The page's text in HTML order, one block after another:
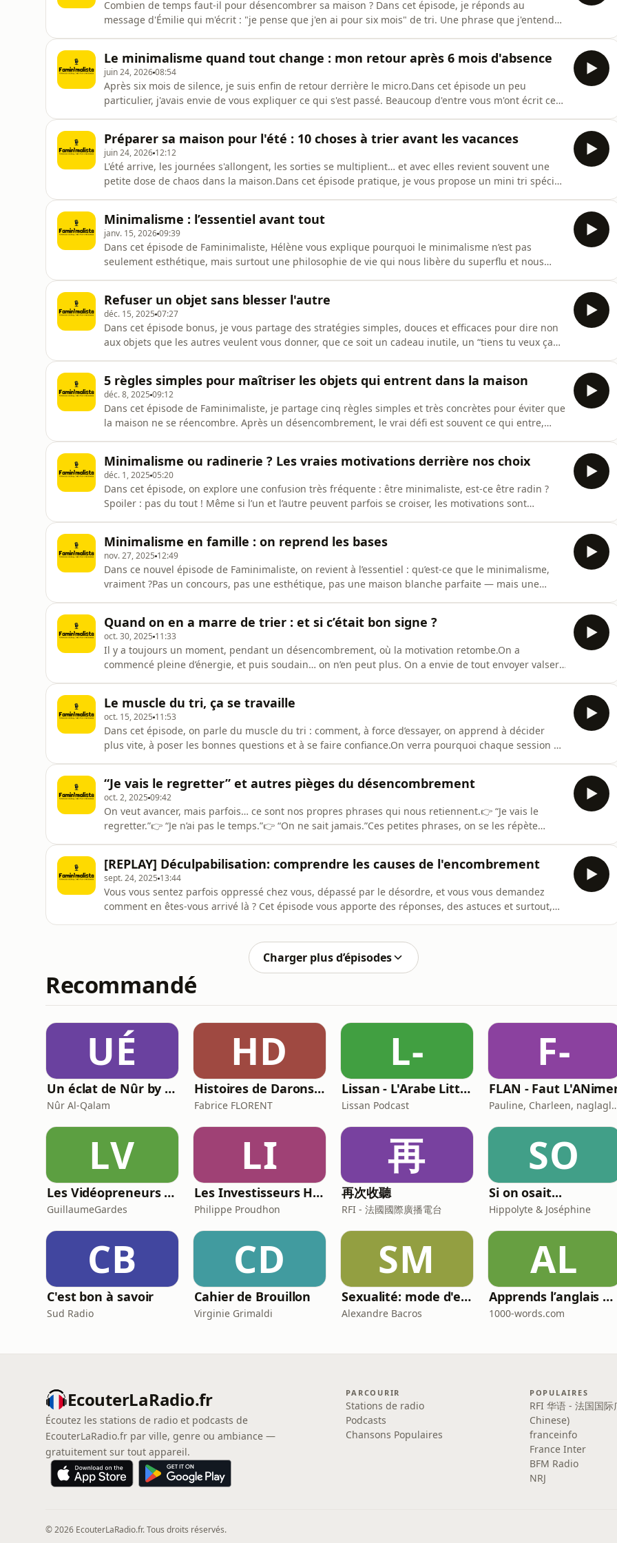
Combien de temps faut-il pour désencombrer sa maison ? Dans cet épisode, je réponds au
message d'Émilie qui m'écrit : "je pense que j'en ai pour six mois" de tri. Une phrase que j'entends
s'éterniseL'importance de faire des pauses
Le minimalisme quand tout change : mon retour après 6 mois d'absence
juin 24, 202608:54
Après six mois de silence, je suis enfin de retour derrière le micro.Dans cet épisode un peu
particulier, j'avais envie de vous expliquer ce qui s'est passé. Beaucoup d'entre vous m'ont écrit ces
une nouvelle org
Préparer sa maison pour l'été : 10 choses à trier avant les vacances
juin 24, 2026 12:12
L'été arrive, les journées s'allongent, les sorties se multiplient… et avec elles revient souvent une
petite dose de chaos dans la maison.Dans cet épisode pratique, je vous propose un mini tri spécial
organiser les aff
Minimalisme : l’essentiel avant tout
janv. 15, 202609:39
Dans cet épisode de Faminimaliste, Hélène vous explique pourquoi le minimalisme n’est pas
seulement esthétique, mais surtout une philosophie de vie qui nous libère du superflu et nous
“sauver” et comment reprendre le
Refuser un objet sans blesser l'autre
déc. 15, 2025 07:27
Dans cet épisode bonus, je vous partage des stratégies simples, douces et efficaces pour dire non
aux objets que les autres veulent vous donner, que ce soit un cadeau inutile, un “tiens tu veux ça
très motivé
5 règles simples pour maîtriser les objets qui entrent dans la maison
déc. 8, 2025 09:12
Dans cet épisode de Faminimaliste, je partage cinq règles simples et très concrètes pour éviter que
la maison ne se réencombre. Après un désencombrement, le vrai défi est souvent ce qui entre,
règles per
Minimalisme ou radinerie ? Les vraies motivations derrière nos choix
déc. 1, 2025 05:20
Dans cet épisode, on explore une confusion très fréquente : être minimaliste, est-ce être radin ?
Spoiler : pas du tout ! Même si l’un et l’autre peuvent parfois se croiser, les motivations sont
subie et l’ac
Minimalisme en famille : on reprend les bases
nov. 27, 2025 12:49
Dans ce nouvel épisode de Faminimaliste, on revient à l’essentiel : qu’est-ce que le minimalisme,
vraiment ?Pas un concours, pas une esthétique, pas une maison blanche parfaite — mais une
pourquoi le désenc
Quand on en a marre de trier : et si c’était bon signe ?
oct. 30, 2025 11:33
Il y a toujours un moment, pendant un désencombrement, où la motivation retombe.On a
commencé pleine d’énergie, et puis soudain… on n’en peut plus. On a envie de tout envoyer valser,
est pas vraiment un — parce q
Le muscle du tri, ça se travaille
oct. 15, 2025 11:53
Dans cet épisode, on parle du muscle du tri : comment, à force d’essayer, on apprend à décider
plus vite, à poser les bonnes questions et à se faire confiance.On verra pourquoi chaque session de
programme d
“Je vais le regretter” et autres pièges du désencombrement
oct. 2, 2025 09:42
On veut avancer, mais parfois… ce sont nos propres phrases qui nous retiennent.👉 “Je vais le
regretter.”👉 “Je n’ai pas le temps.”👉 “On ne sait jamais.”Ces petites phrases, on se les répète
vraiment de nos peurs.Com
[REPLAY] Déculpabilisation: comprendre les causes de l'encombrement
sept. 24, 2025 13:44
Vous vous sentez parfois oppressé chez vous, dépassé par le désordre, et vous vous demandez
comment en êtes-vous arrivé là ? Cet épisode vous apporte des réponses, des astuces et surtout,
Charger plus d’épisodes
Recommandé
UÉ
Un éclat de Nûr by Nûr Al-Qalam
Nûr Al-Qalam
HD
Histoires de Darons (des pères qui parlent de paternité)
Fabrice FLORENT
L-
Lissan - L'Arabe Littéraire au Quotidien
Lissan Podcast
F-
FLAN - Faut
Pauline, Charleen,
LV
Les Vidéopreneurs - Le Podcast des vidéastes entrepreneurs.
GuillaumeGardes
LI
Les Investisseurs Heureux : le podcast sans langue de bois
Philippe Proudhon
再
再次收聽
RFI - 法國國際廣播電台
SO
Si on osait...
Hippolyte & Joséphine
CB
C'est bon à savoir
Sud Radio
CD
Cahier de Brouillon
Virginie Grimaldi
SM
Sexualité: mode d'emploi
Alexandre Bacros
AL
Apprends l’anglais 🇬🇧 pendant ton sommeil 😴 1000 phrases pour débutants | avec 1000-words.com
1000-words.com
EcouterLaRadio.fr
Écoutez les stations de radio et podcasts de
EcouterLaRadio.fr par ville, genre ou ambiance —
gratuitement sur tout appareil.
PARCOURIR
Stations de radio
Podcasts
Chansons Populaires
POPULAIRES
RFI 华语 - 法国国际
Chinese)
franceinfo
France Inter
BFM Radio
NRJ
© 2026 EcouterLaRadio.fr. Tous droits réservés.